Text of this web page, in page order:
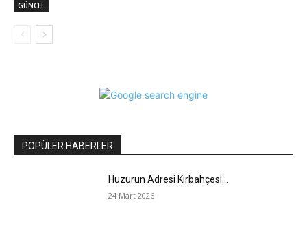
GÜNCEL
POPÜLER HABERLER
Huzurun Adresi Kırbahçesi…
24 Mart 2026